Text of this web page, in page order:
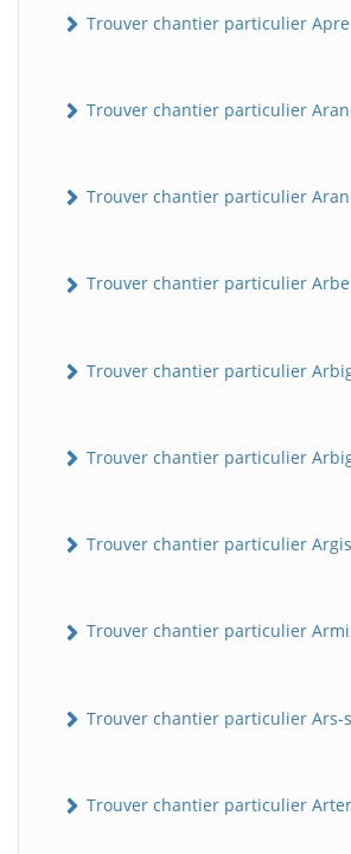
Trouver chantier particulier
Trouver chantier particulier
Trouver chantier particulier
Trouver chantier particulier
Trouver chantier particulier
Trouver chantier particulier
Trouver chantier particulier Argis
Trouver chantier particulier
Trouver chantier particulier Ars-
Trouver chantier particulier